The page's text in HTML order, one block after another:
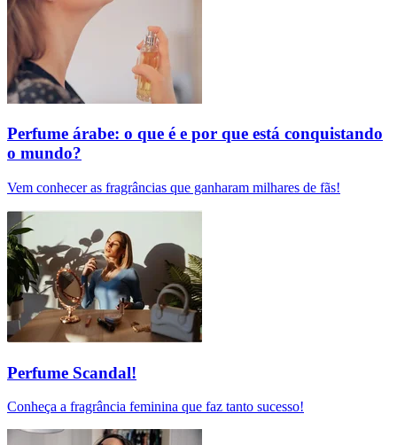
Perfume árabe: o que é e por que está conquistando
o mundo?
Vem conhecer as fragrâncias que ganharam milhares de fãs!
Perfume Scandal!
Conheça a fragrância feminina que faz tanto sucesso!